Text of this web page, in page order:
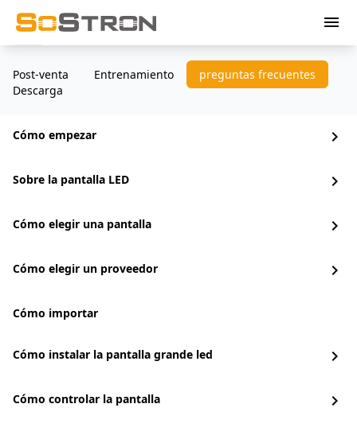
menu
Post-venta Entrenamiento
preguntas frecuentes
Descarga
Cómo empezar chevron_right
Sobre la pantalla LED chevron_right
Cómo elegir una pantalla chevron_right
Cómo elegir un proveedor chevron_right
Cómo importar
Cómo instalar la pantalla grande led chevron_right
Cómo controlar la pantalla chevron_right